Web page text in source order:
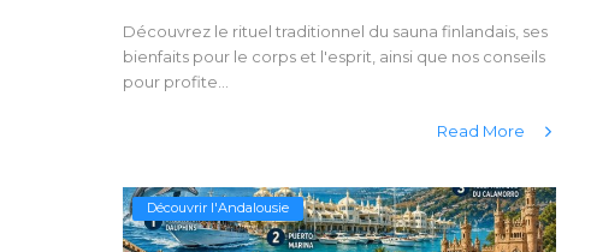
Découvrez le rituel traditionnel du sauna finlandais, ses
bienfaits pour le corps et l'esprit, ainsi que nos conseils
pour profite...
Read More
Découvrir l'Andalousie